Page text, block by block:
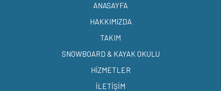
ANASAYFA
HAKKIMIZDA
TAKIM
SNOWBOARD & KAYAK OKULU
HİZMETLER
İLETİŞİM